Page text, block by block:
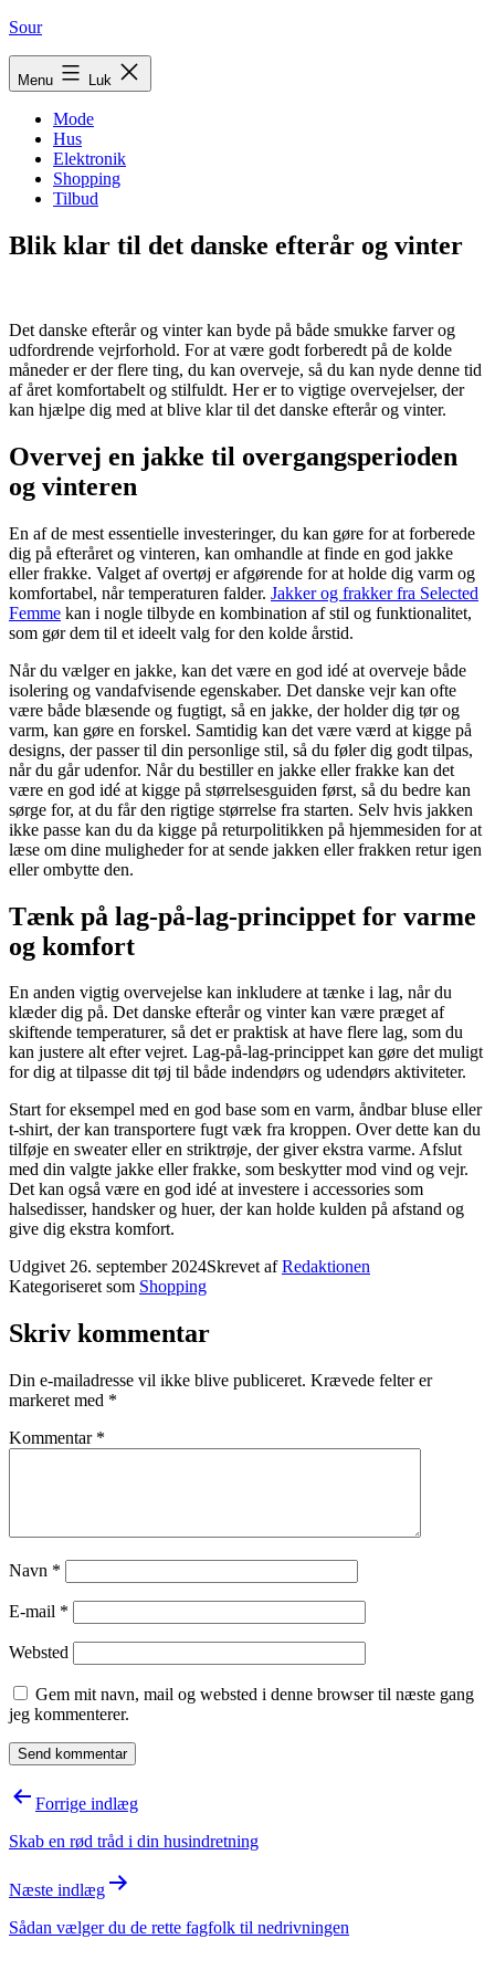
Fortsæt
Sour
Menu Luk
Mode
Hus
Elektronik
Shopping
Tilbud
Blik klar til det danske efterår og vinter
Det danske efterår og vinter kan byde på både smukke farver og
udfordrende vejrforhold. For at være godt forberedt på de kolde
måneder er der flere ting, du kan overveje, så du kan nyde denne tid
af året komfortabelt og stilfuldt. Her er to vigtige overvejelser, der
kan hjælpe dig med at blive klar til det danske efterår og vinter.
Overvej en jakke til overgangsperioden
og vinteren
En af de mest essentielle investeringer, du kan gøre for at forberede
dig på efteråret og vinteren, kan omhandle at finde en god jakke
eller frakke. Valget af overtøj er afgørende for at holde dig varm og
komfortabel, når temperaturen falder. Jakker og frakker fra Selected
Femme kan i nogle tilbyde en kombination af stil og funktionalitet,
som gør dem til et ideelt valg for den kolde årstid.
Når du vælger en jakke, kan det være en god idé at overveje både
isolering og vandafvisende egenskaber. Det danske vejr kan ofte
være både blæsende og fugtigt, så en jakke, der holder dig tør og
varm, kan gøre en forskel. Samtidig kan det være værd at kigge på
designs, der passer til din personlige stil, så du føler dig godt tilpas,
når du går udenfor. Når du bestiller en jakke eller frakke kan det
være en god idé at kigge på størrelsesguiden først, så du bedre kan
sørge for, at du får den rigtige størrelse fra starten. Selv hvis jakken
ikke passe kan du da kigge på returpolitikken på hjemmesiden for at
læse om dine muligheder for at sende jakken eller frakken retur igen
eller ombytte den.
Tænk på lag-på-lag-princippet for varme
og komfort
En anden vigtig overvejelse kan inkludere at tænke i lag, når du
klæder dig på. Det danske efterår og vinter kan være præget af
skiftende temperaturer, så det er praktisk at have flere lag, som du
kan justere alt efter vejret. Lag-på-lag-princippet kan gøre det muligt
for dig at tilpasse dit tøj til både indendørs og udendørs aktiviteter.
Start for eksempel med en god base som en varm, åndbar bluse eller
t-shirt, der kan transportere fugt væk fra kroppen. Over dette kan du
tilføje en sweater eller en striktrøje, der giver ekstra varme. Afslut
med din valgte jakke eller frakke, som beskytter mod vind og vejr.
Det kan også være en god idé at investere i accessories som
halsedisser, handsker og huer, der kan holde kulden på afstand og
give dig ekstra komfort.
Udgivet26. september 2024Skrevet afRedaktionen
Kategoriseret som Shopping
Skriv kommentar
Din e-mailadresse vil ikke blive publiceret. Krævede felter er
markeret med *
Kommentar *
Navn *
E-mail *
Websted
Gem mit navn, mail og websted i denne browser til næste gang
jeg kommenterer.
Indlægsnavigation
Forrige indlæg
Skab en rød tråd i din husindretning
Næste indlæg
Sådan vælger du de rette fagfolk til nedrivningen